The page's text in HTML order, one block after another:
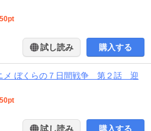
試し読み 購入する
メ ぼくらの７日間戦争 第２話 迎
試し読み 購入する